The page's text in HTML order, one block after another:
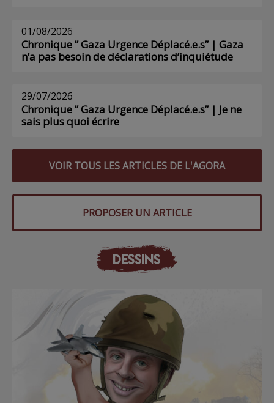
01/08/2026
Chronique ” Gaza Urgence Déplacé.e.s” | Gaza
n’a pas besoin de déclarations d’inquiétude
29/07/2026
Chronique ” Gaza Urgence Déplacé.e.s” | Je ne
sais plus quoi écrire
VOIR TOUS LES ARTICLES DE L'AGORA
PROPOSER UN ARTICLE
DESSINS